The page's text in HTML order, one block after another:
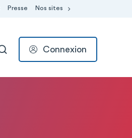
Presse Nos sites
RECHERCHER
Connexion